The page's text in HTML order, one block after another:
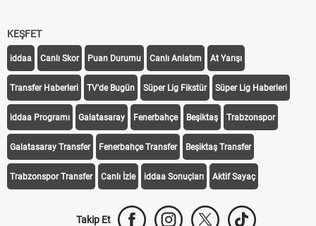
KEŞFET
iddaa Canlı Skor Puan Durumu Canlı Anlatım At Yarışı
Transfer Haberleri TV'de Bugün Süper Lig Fikstür Süper Lig Haberleri
iddaa Programı Galatasaray Fenerbahçe Beşiktaş Trabzonspor
Galatasaray Transfer Fenerbahçe Transfer Beşiktaş Transfer
Trabzonspor Transfer Canlı İzle iddaa Sonuçları Aktif Sayaç
Takip Et